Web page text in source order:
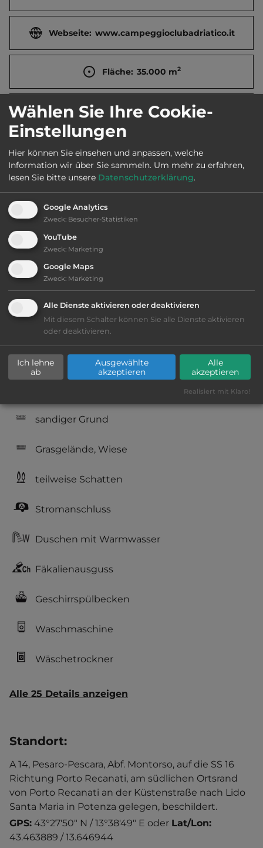
Webseite: www.campeggioclubadriatico.it
Fläche: 35.000 m2
Öffnungszeiten: April bis Sept.
Telefon: 0039 071 977735
Ausstattung:
bis 45,- Euro
Lage: schön
Platzeinrichtung: befriedigend
Geräuschkulisse: überwiegend ruhig
Hygiene: befriedigend
Service: mittelmäßig, das Wichtigste ist
sandiger Grund
Grasgelände, Wiese
teilweise Schatten
Stromanschluss
Duschen mit Warmwasser
Fäkalienausguss
Geschirrspülbecken
Waschmaschine
Wäschetrockner
Alle 25 Details anzeigen
Standort:
A 14, Pesaro-Pescara, Abf. Montorso, auf die SS 16
Richtung Porto Recanati, am südlichen Ortsrand
von Porto Recanati an der Küstenstraße nach Lido
Santa Maria in Potenza gelegen, beschildert.
GPS: 43°27'50" N / 13°38'49" E oder Lat/Lon:
43.463889 / 13.646944
Wählen Sie Ihre Cookie-
Einstellungen
Hier können Sie einsehen und anpassen, welche
Information wir über Sie sammeln. Um mehr zu erfahren,
lesen Sie bitte unsere Datenschutzerklärung.
Google Analytics
Zweck: Besucher-Statistiken
YouTube
Zweck: Marketing
Google Maps
Zweck: Marketing
Alle Dienste aktivieren oder deaktivieren
Mit diesem Schalter können Sie alle Dienste aktivieren
oder deaktivieren.
Ich lehne
ab
Ausgewählte
akzeptieren
Alle
akzeptieren
Realisiert mit Klaro!